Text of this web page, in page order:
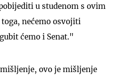
u studenom s ovim
nećemo osvojiti
ćemo i Senat."
ovo je mišljenje